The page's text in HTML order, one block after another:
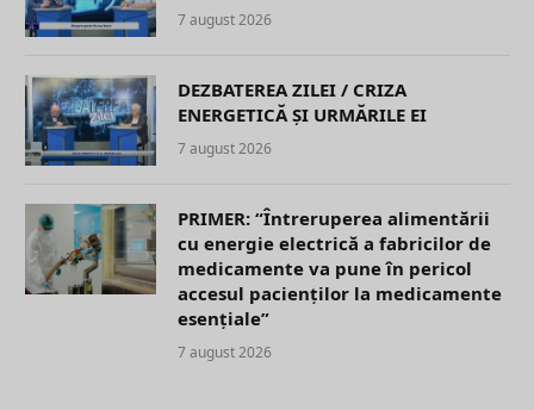
7 august 2026
DEZBATEREA ZILEI / CRIZA
ENERGETICĂ ȘI URMĂRILE EI
7 august 2026
PRIMER: “Întreruperea alimentării
cu energie electrică a fabricilor de
medicamente va pune în pericol
accesul pacienților la medicamente
esențiale”
7 august 2026